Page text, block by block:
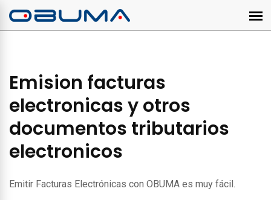
Emision facturas
electronicas y otros
documentos tributarios
electronicos
Emitir Facturas Electrónicas con OBUMA es muy fácil.